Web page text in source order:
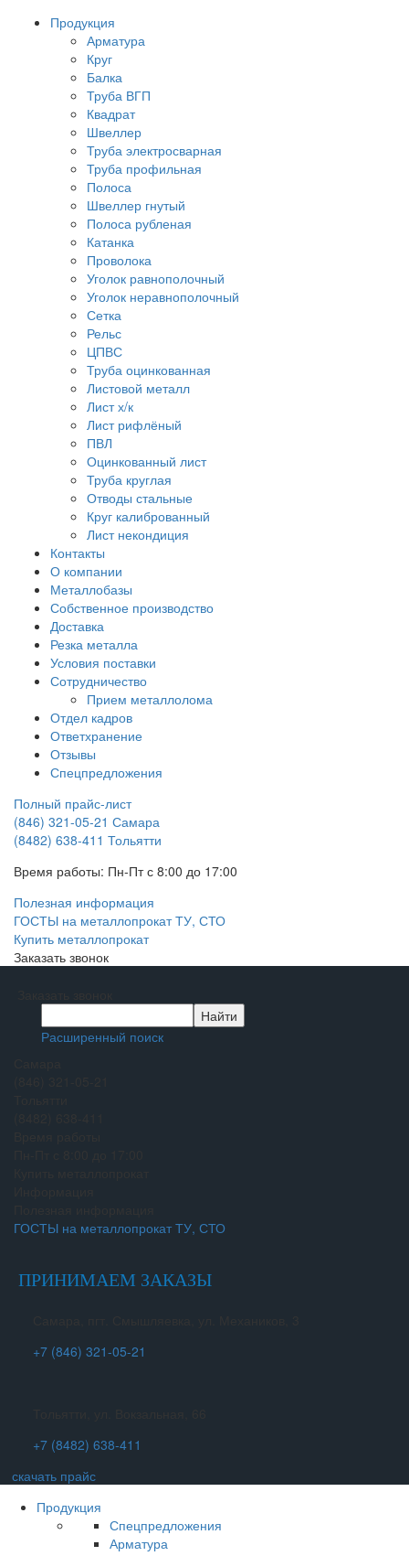
Продукция
Арматура
Круг
Балка
Труба ВГП
Квадрат
Швеллер
Труба электросварная
Труба профильная
Полоса
Швеллер гнутый
Полоса рубленая
Катанка
Проволока
Уголок равнополочный
Уголок неравнополочный
Сетка
Рельс
ЦПВС
Труба оцинкованная
Листовой металл
Лист х/к
Лист рифлёный
ПВЛ
Оцинкованный лист
Труба круглая
Отводы стальные
Круг калиброванный
Лист некондиция
Контакты
О компании
Металлобазы
Собственное производство
Доставка
Резка металла
Условия поставки
Сотрудничество
Прием металлолома
Отдел кадров
Ответхранение
Отзывы
Спецпредложения
Полный прайс-лист
(846) 321-05-21 Самара
(8482) 638-411 Тольятти
Время работы: Пн-Пт с 8:00 до 17:00
Полезная информация
ГОСТЫ на металлопрокат ТУ, СТО
Купить металлопрокат
Заказать звонок
Расширенный поиск
ГОСТЫ на металлопрокат ТУ, СТО
ПРИНИМАЕМ ЗАКАЗЫ
+7 (846) 321-05-21
+7 (8482) 638-411
скачать прайс
Продукция
Спецпредложения
Арматура